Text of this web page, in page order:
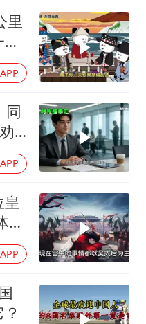
花奖开幕式红裙起舞
盾构机下线
店主称换“青海拉面”招牌后生意更好
系体育强国建设
里
同
了
会